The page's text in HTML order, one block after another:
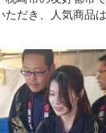
ただき、人気商品